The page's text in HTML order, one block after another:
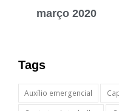
março 2020
Tags
Auxílio emergencial